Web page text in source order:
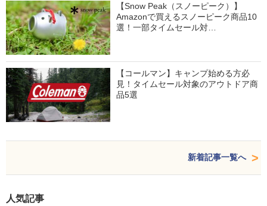
【Snow Peak（スノーピーク）】
Amazonで買えるスノーピーク商品10
選！一部タイムセール対…
【コールマン】キャンプ始める方必
見！タイムセール対象のアウトドア商
品5選
新着記事一覧へ
人気記事